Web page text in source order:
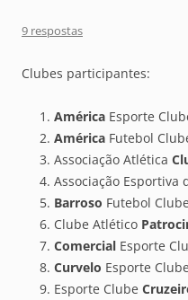
9 respostas
Clubes participantes:
América Esporte
América Futebol
Associação Atlética
Associação Esportiva
Barroso Futebol
Clube Atlético
Comercial Esporte
Curvelo Esporte
Esporte Clube